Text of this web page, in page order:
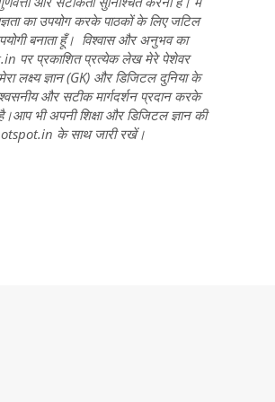
का उपयोग करके पाठकों के लिए जटिल
बनाता हूँ। विश्वास और अनुभव का
पर प्रकाशित प्रत्येक लेख मेरे पेशेवर
लक्ष्य ज्ञान (GK) और डिजिटल दुनिया के
और सटीक मार्गदर्शन प्रदान करके
भी अपनी शिक्षा और डिजिटल ज्ञान की
के साथ जारी रखें।